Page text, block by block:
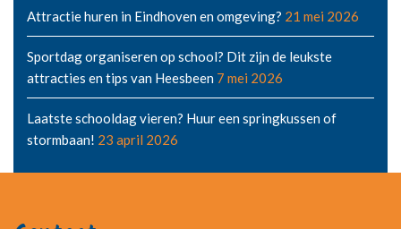
Attractie huren in Eindhoven en omgeving? 21 mei 2026
Sportdag organiseren op school? Dit zijn de leukste
attracties en tips van Heesbeen 7 mei 2026
Laatste schooldag vieren? Huur een springkussen of
stormbaan! 23 april 2026